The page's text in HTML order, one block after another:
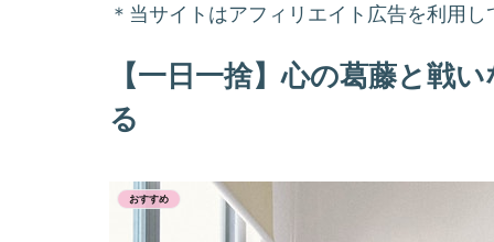
＊当サイトはアフィリエイト広告を利用し
【一日一捨】心の葛藤と戦
る
おすすめ